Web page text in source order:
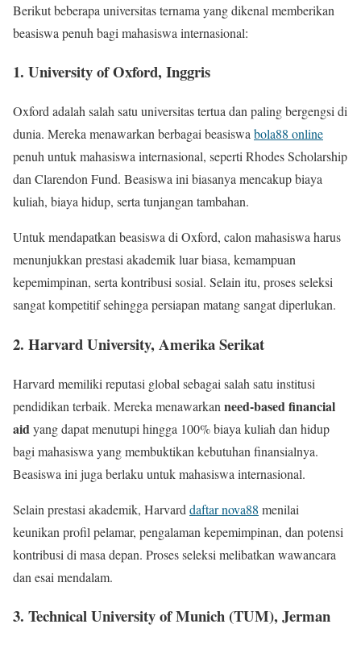
Berikut beberapa universitas ternama yang dikenal memberikan
beasiswa penuh bagi mahasiswa internasional:
1. University of Oxford, Inggris
Oxford adalah salah satu universitas tertua dan paling bergengsi di
dunia. Mereka menawarkan berbagai beasiswa bola88 online
penuh untuk mahasiswa internasional, seperti Rhodes Scholarship
dan Clarendon Fund. Beasiswa ini biasanya mencakup biaya
kuliah, biaya hidup, serta tunjangan tambahan.
Untuk mendapatkan beasiswa di Oxford, calon mahasiswa harus
menunjukkan prestasi akademik luar biasa, kemampuan
kepemimpinan, serta kontribusi sosial. Selain itu, proses seleksi
sangat kompetitif sehingga persiapan matang sangat diperlukan.
2. Harvard University, Amerika Serikat
Harvard memiliki reputasi global sebagai salah satu institusi
pendidikan terbaik. Mereka menawarkan need-based financial
aid yang dapat menutupi hingga 100% biaya kuliah dan hidup
bagi mahasiswa yang membuktikan kebutuhan finansialnya.
Beasiswa ini juga berlaku untuk mahasiswa internasional.
Selain prestasi akademik, Harvard daftar nova88 menilai
keunikan profil pelamar, pengalaman kepemimpinan, dan potensi
kontribusi di masa depan. Proses seleksi melibatkan wawancara
dan esai mendalam.
3. Technical University of Munich (TUM), Jerman